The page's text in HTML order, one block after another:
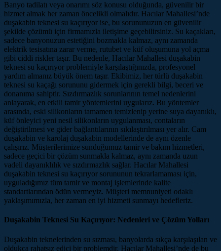
Banyo tadilatı veya onarımı söz konusu olduğunda, güvenilir bir
hizmet almak her zaman öncelikli olmalıdır. Hacılar Mahallesi’nde
duşakabin teknesi su kaçırıyor ise, bu sorununuzun en güvenilir
şekilde çözümü için firmamızla iletişime geçebilirsiniz. Su kaçakları,
sadece banyonuzun estetiğini bozmakla kalmaz, aynı zamanda
elektrik tesisatına zarar verme, rutubet ve küf oluşumuna yol açma
gibi ciddi riskler taşır. Bu nedenle, Hacılar Mahallesi duşakabin
teknesi su kaçırıyor problemiyle karşılaştığınızda, profesyonel
yardım almanız büyük önem taşır. Ekibimiz, her türlü duşakabin
teknesi su kaçağı sorununu gidermek için gerekli bilgi, beceri ve
donanıma sahiptir. Sızdırmazlık sorunlarının temel nedenlerini
anlayarak, en etkili tamir yöntemlerini uygularız. Bu yöntemler
arasında, eski silikonların tamamen temizlenip yerine suya dayanıklı,
küf önleyici yeni nesil silikonların uygulanması, contaların
değiştirilmesi ve gider bağlantılarının sıkılaştırılması yer alır. Cam
duşakabin ve karolaj duşakabin modellerinde de aynı özenle
çalışırız. Müşterilerimize sunduğumuz tamir ve bakım hizmetleri,
sadece geçici bir çözüm sunmakla kalmaz, aynı zamanda uzun
vadeli dayanıklılık ve sızdırmazlık sağlar. Hacılar Mahallesi
duşakabin teknesi su kaçırıyor sorununun tekrarlamaması için,
uyguladığımız tüm tamir ve montaj işlemlerinde kalite
standartlarından ödün vermeyiz. Müşteri memnuniyeti odaklı
yaklaşımımızla, her zaman en iyi hizmeti sunmayı hedefleriz.
Duşakabin Teknesi Su Kaçırıyor: Nedenleri ve Çözüm Yolları
Duşakabin teknelerinden su sızması, banyolarda sıkça karşılaşılan ve
oldukça rahatsız edici bir problemdir. Hacılar Mahallesi’nde de bu